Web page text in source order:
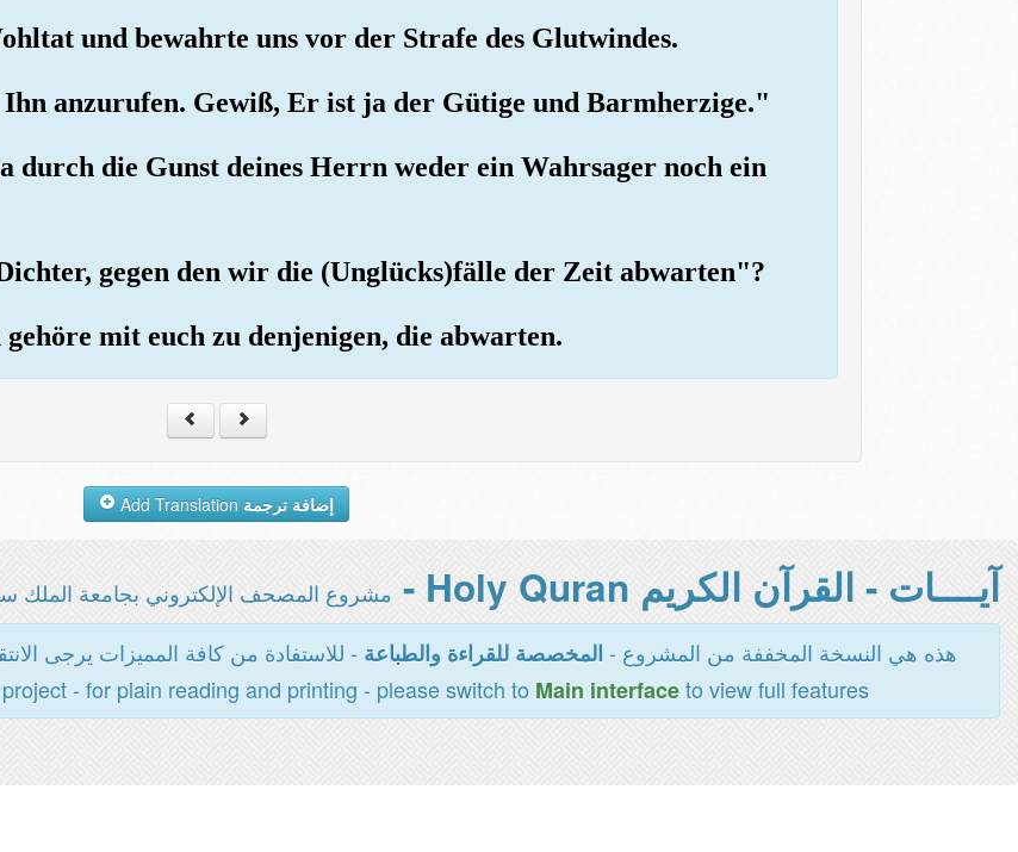
und bewahrte uns vor der Strafe des Glutwindes.
anzurufen. Gewiß, Er ist ja der Gütige und Barmherzige."
durch die Gunst deines Herrn weder ein Wahrsager noch ein
gegen den wir die (Unglücks)fälle der Zeit abwarten"?
mit euch zu denjenigen, die abwarten.
إضافة ترجمة
آيــــات - القرآن الكريم Holy Quran - مشروع المصحف الإلكتروني بجامعة الملك
هذه هي النسخة المخففة من المشروع - المخصصة للقراءة والطباعة - للاستفادة من كافة المميزات يرجى
- for plain reading and printing - please switch to Main interfaceto view full features